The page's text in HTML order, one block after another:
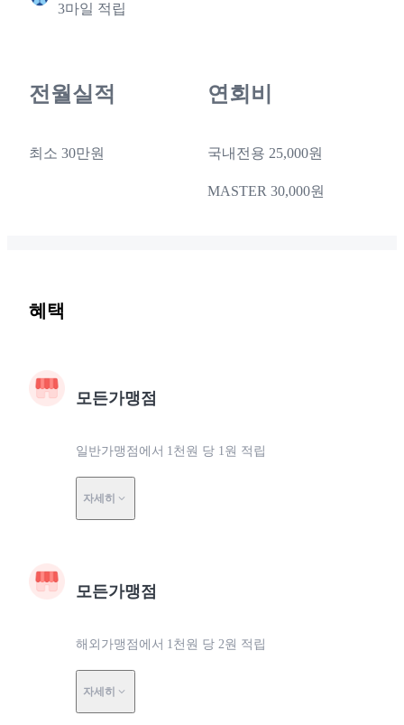
3마일 적립
전월실적
최소 30만원
연회비
국내전용 25,000원
MASTER 30,000원
혜택
모든가맹점
일반가맹점에서 1천원 당 1원 적립
자세히
모든가맹점
해외가맹점에서 1천원 당 2원 적립
자세히